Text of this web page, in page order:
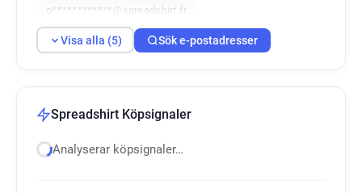
o************@spreadshirt.fr
Visa alla (5) Sök e-postadresser
Spreadshirt Köpsignaler
Analyserar köpsignaler…